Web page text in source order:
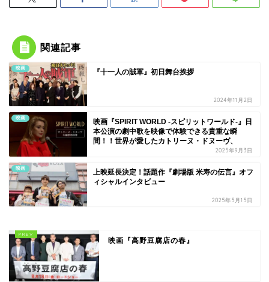
関連記事
映画 『十一人の賊軍』初日舞台挨拶
2024年11月2日
映画
映画『SPIRIT WORLD -スピリットワールド-』日
本公演の劇中歌を映像で体験できる貴重な瞬
間！！世界が愛したカトリーヌ・ドヌーヴ、
2025年9月3日
映画
上映延長決定！話題作『劇場版 米寿の伝言』オフ
ィシャルインタビュー
2025年5月15日
映画『高野豆腐店の春』